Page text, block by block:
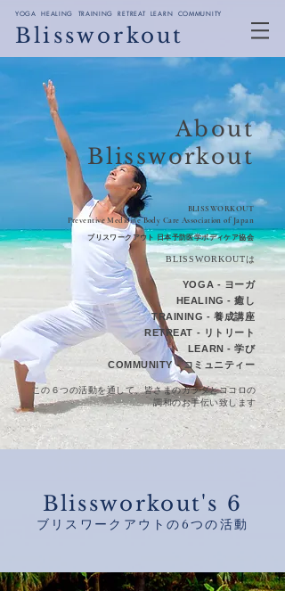
YOGA HEALING TRAINING RETREAT LEARN COMMUNITY
Blissworkout
About
Blissworkout
BLISSWORKOUT
​Preventive Medicine Body Care Association of Japan
​ブリスワークアウト 日本予防医学ボディケア協会
BLISSWORKOUTは
YOGA - ヨーガ
HEALING - 癒し
TRAINING - 養成講座
RETREAT - リトリート
LEARN - 学び
COMMUNITY - コミュニティー
この６つの活動を通して、皆さまのカラダとココロの
調和のお手伝い致します
​Blissworkout's 6
​ブリスワークアウトの6つの活動